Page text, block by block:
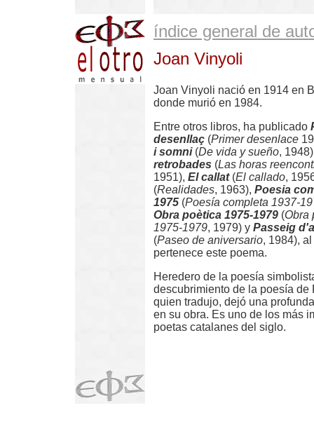
índice general de
Joan Vinyoli
Joan Vinyoli nació en 1914 en
donde murió en 1984.
Entre otros libros, ha publicado
desenllaç (Primer desenlace
i somni(De vida y sueño,
retrobades (Las horas
1951), El callat(El callado,
(Realidades, 1963), Poesia
1975 (Poesía completa 1937-
Obra poètica 1975-1979 (Obra
1975-1979, 1979) y Passeig
(Paseo de aniversario, 1984),
pertenece este poema.
Heredero de la poesía
descubrimiento de la poesía de
quien tradujo, dejó una
en su obra. Es uno de los más
poetas catalanes del siglo.